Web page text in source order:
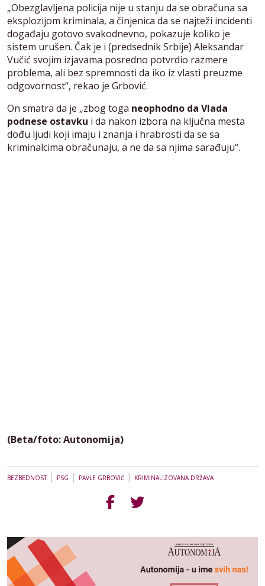
„Obezglavljena policija nije u stanju da se obračuna sa
eksplozijom kriminala, a činjenica da se najteži incidenti
događaju gotovo svakodnevno, pokazuje koliko je
sistem urušen. Čak je i (predsednik Srbije) Aleksandar
Vučić svojim izjavama posredno potvrdio razmere
problema, ali bez spremnosti da iko iz vlasti preuzme
odgovornost“, rekao je Grbović.
On smatra da je „zbog toga neophodno da Vlada
podnese ostavku i da nakon izbora na ključna mesta
dođu ljudi koji imaju i znanja i hrabrosti da se sa
kriminalcima obračunaju, a ne da sa njima sarađuju“.
(Beta/foto: Autonomija)
BEZBEDNOST| PSG | PAVLE GRBOVIĆ | KRIMINALIZOVANA DRŽAVA